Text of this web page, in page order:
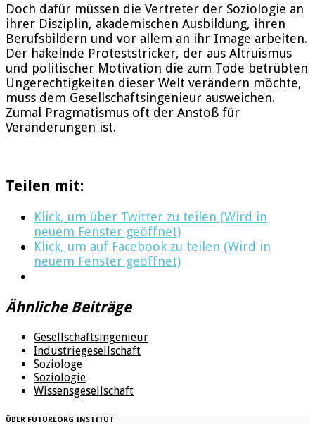
Doch dafür müssen die Vertreter der Soziologie an
ihrer Disziplin, akademischen Ausbildung, ihren
Berufsbildern und vor allem an ihr Image arbeiten.
Der häkelnde Proteststricker, der aus Altruismus
und politischer Motivation die zum Tode betrübten
Ungerechtigkeiten dieser Welt verändern möchte,
muss dem Gesellschaftsingenieur ausweichen.
Zumal Pragmatismus oft der Anstoß für
Veränderungen ist.
Teilen mit:
Klick, um über Twitter zu teilen (Wird in
neuem Fenster geöffnet)
Klick, um auf Facebook zu teilen (Wird in
neuem Fenster geöffnet)
Ähnliche Beiträge
Gesellschaftsingenieur
Industriegesellschaft
Soziologe
Soziologie
Wissensgesellschaft
ÜBER FUTUREORG INSTITUT